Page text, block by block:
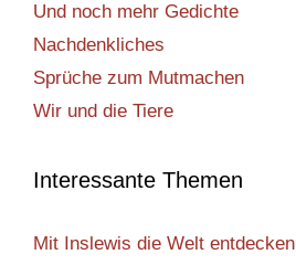
Und noch mehr Gedichte
Nachdenkliches
Sprüche zum Mutmachen
Wir und die Tiere
Interessante Themen
Mit Inslewis die Welt entdecken